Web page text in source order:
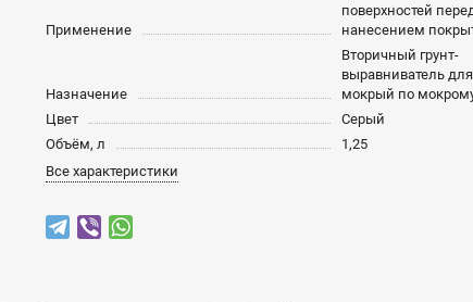
Применение
поверхностей
нанесением
Назначение
Вторичный грунт-
выравниватель
мокрый по
Цвет
Серый
Объём, л
1,25
Все характеристики